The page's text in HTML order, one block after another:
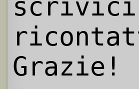
Grazie!